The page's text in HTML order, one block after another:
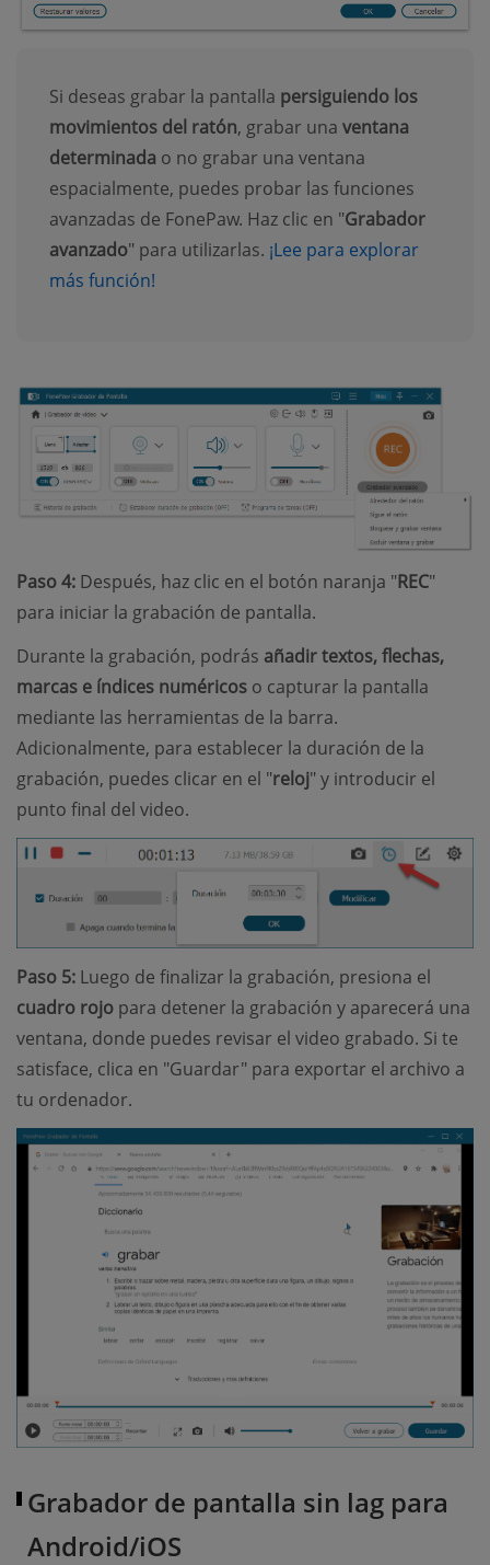
Si deseas grabar la pantalla persiguiendo los
movimientos del ratón, grabar una ventana
determinada o no grabar una ventana
espacialmente, puedes probar las funciones
avanzadas de FonePaw. Haz clic en "Grabador
avanzado" para utilizarlas. ¡Lee para explorar
más función!
Paso 4: Después, haz clic en el botón naranja "REC"
para iniciar la grabación de pantalla.
Durante la grabación, podrás añadir textos, flechas,
marcas e índices numéricos o capturar la pantalla
mediante las herramientas de la barra.
Adicionalmente, para establecer la duración de la
grabación, puedes clicar en el "reloj" y introducir el
punto final del video.
Paso 5: Luego de finalizar la grabación, presiona el
cuadro rojo para detener la grabación y aparecerá una
ventana, donde puedes revisar el video grabado. Si te
satisface, clica en "Guardar" para exportar el archivo a
tu ordenador.
Grabador de pantalla sin lag para
Android/iOS